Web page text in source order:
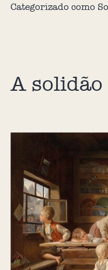
Categorizado como
A solidão